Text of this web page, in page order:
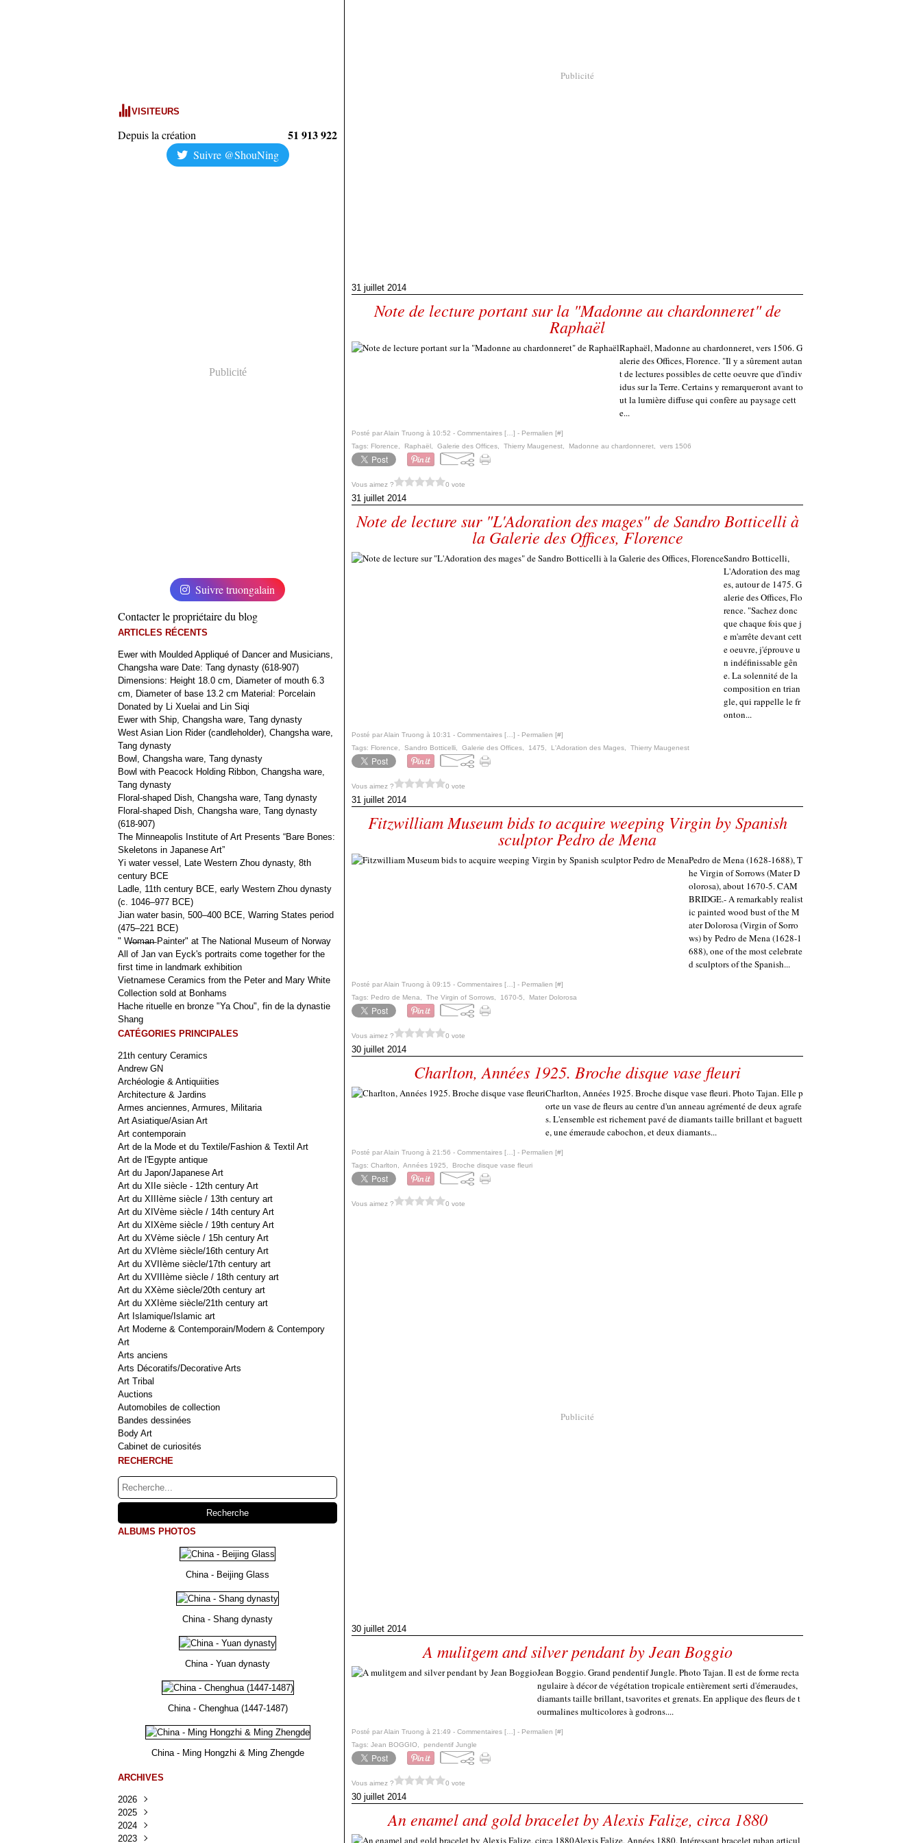
VISITEURS
Depuis la création 51 913 922
Suivre @ShouNing
Publicité
Suivre truongalain
Contacter le propriétaire du blog
ARTICLES RÉCENTS
Ewer with Moulded Appliqué of Dancer and Musicians,
Changsha ware Date: Tang dynasty (618-907)
Dimensions: Height 18.0 cm, Diameter of mouth 6.3
cm, Diameter of base 13.2 cm Material: Porcelain
Donated by Li Xuelai and Lin Siqi
Ewer with Ship, Changsha ware, Tang dynasty
West Asian Lion Rider (candleholder), Changsha ware,
Tang dynasty
Bowl, Changsha ware, Tang dynasty
Bowl with Peacock Holding Ribbon, Changsha ware,
Tang dynasty
Floral-shaped Dish, Changsha ware, Tang dynasty
Floral-shaped Dish, Changsha ware, Tang dynasty
(618-907)
The Minneapolis Institute of Art Presents “Bare Bones:
Skeletons in Japanese Art”
Yi water vessel, Late Western Zhou dynasty, 8th
century BCE
Ladle, 11th century BCE, early Western Zhou dynasty
(c. 1046–977 BCE)
Jian water basin, 500–400 BCE, Warring States period
(475–221 BCE)
" W̶o̶m̶a̶n̶ Painter" at The National Museum of Norway
All of Jan van Eyck's portraits come together for the
first time in landmark exhibition
Vietnamese Ceramics from the Peter and Mary White
Collection sold at Bonhams
Hache rituelle en bronze "Ya Chou", fin de la dynastie
Shang
CATÉGORIES PRINCIPALES
21th century Ceramics
Andrew GN
Archéologie & Antiquiities
Architecture & Jardins
Armes anciennes, Armures, Militaria
Art Asiatique/Asian Art
Art contemporain
Art de la Mode et du Textile/Fashion & Textil Art
Art de l'Egypte antique
Art du Japon/Japanese Art
Art du XIIe siècle - 12th century Art
Art du XIIIème siècle / 13th century art
Art du XIVème siècle / 14th century Art
Art du XIXème siècle / 19th century Art
Art du XVème siècle / 15h century Art
Art du XVIème siècle/16th century Art
Art du XVIIème siècle/17th century art
Art du XVIIIème siècle / 18th century art
Art du XXème siècle/20th century art
Art du XXIème siècle/21th century art
Art Islamique/Islamic art
Art Moderne & Contemporain/Modern & Contempory
Art
Arts anciens
Arts Décoratifs/Decorative Arts
Art Tribal
Auctions
Automobiles de collection
Bandes dessinées
Body Art
Cabinet de curiosités
RECHERCHE
ALBUMS PHOTOS
China - Beijing Glass
China - Shang dynasty
China - Yuan dynasty
China - Chenghua (1447-1487)
China - Ming Hongzhi & Ming Zhengde
ARCHIVES
2026
Août
Juillet
Juin
2025
Décembre
Novembre
2024
Décembre
2023
Publicité
31 juillet 2014
Note de lecture portant sur la "Madonne au chardonneret" de
Raphaël
Raphaël, Madonne au chardonneret, vers 1506. G
alerie des Offices, Florence. "Il y a sûrement autan
t de lectures possibles de cette oeuvre que d'indiv
idus sur la Terre. Certains y remarqueront avant to
ut la lumière diffuse qui confère au paysage cett
e...
Posté par Alain Truong à 10:52 - Commentaires [ ] - Permalien [#]
Tags: Florence Raphaël Galerie des Offices Thierry Maugenest Madonne au chardonneret vers 1506
Vous aimez ? 0 vote
31 juillet 2014
Note de lecture sur "L'Adoration des mages" de Sandro Botticelli à
la Galerie des Offices, Florence
Sandro Botticelli,
L'Adoration des mag
es, autour de 1475. G
alerie des Offices, Flo
rence. "Sachez donc
que chaque fois que j
e m'arrête devant cett
e oeuvre, j'éprouve u
n indéfinissable gên
e. La solennité de la
composition en trian
gle, qui rappelle le fr
onton...
Posté par Alain Truong à 10:31 - Commentaires [ ] - Permalien [#]
Tags: Florence Sandro Botticelli Galerie des Offices 1475 L'Adoration des Mages Thierry Maugenest
Vous aimez ? 0 vote
31 juillet 2014
Fitzwilliam Museum bids to acquire weeping Virgin by Spanish
sculptor Pedro de Mena
Pedro de Mena (1628-1688), T
he Virgin of Sorrows (Mater D
olorosa), about 1670-5. CAM
BRIDGE.- A remarkably realist
ic painted wood bust of the M
ater Dolorosa (Virgin of Sorro
ws) by Pedro de Mena (1628-1
688), one of the most celebrate
d sculptors of the Spanish...
Posté par Alain Truong à 09:15 - Commentaires [ ] - Permalien [#]
Tags: Pedro de Mena The Virgin of Sorrows 1670-5 Mater Dolorosa
Vous aimez ? 0 vote
30 juillet 2014
Charlton, Années 1925. Broche disque vase fleuri
Charlton, Années 1925. Broche disque vase fleuri. Photo Tajan. Elle p
orte un vase de fleurs au centre d'un anneau agrémenté de deux agrafe
s. L'ensemble est richement pavé de diamants taille brillant et baguett
e, une émeraude cabochon, et deux diamants...
Posté par Alain Truong à 21:56 - Commentaires [ ] - Permalien [#]
Tags: Charlton Années 1925 Broche disque vase fleuri
Vous aimez ? 0 vote
Publicité
30 juillet 2014
A mulitgem and silver pendant by Jean Boggio
Jean Boggio. Grand pendentif Jungle. Photo Tajan. Il est de forme recta
ngulaire à décor de végétation tropicale entièrement serti d'émeraudes,
diamants taille brillant, tsavorites et grenats. En applique des fleurs de t
ourmalines multicolores à godrons....
Posté par Alain Truong à 21:49 - Commentaires [ ] - Permalien [#]
Tags: Jean BOGGIO pendentif Jungle
Vous aimez ? 0 vote
30 juillet 2014
An enamel and gold bracelet by Alexis Falize, circa 1880
Alexis Falize, Années 1880. Intéressant bracelet ruban articul